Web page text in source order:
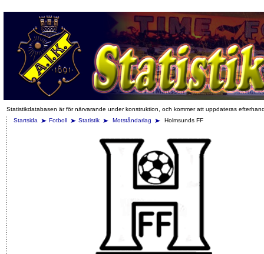
Statistikdatabasen är för närvarande under konstruktion, och kommer att uppdateras
Startsida
Fotboll Statistik Motståndarlag Holmsunds FF